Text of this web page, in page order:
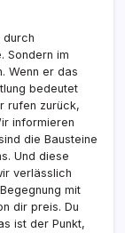
durch
Sondern im
Wenn er das
bedeutet
rufen zurück,
informieren
die Bausteine
Und diese
verlässlich
mit
dir preis. Du
ist der Punkt,